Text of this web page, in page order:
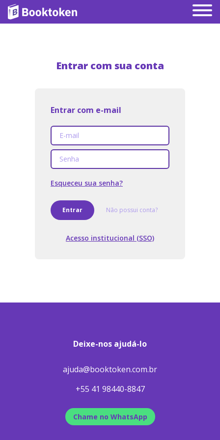
Entrar com sua conta
Entrar com e-mail
Esqueceu sua senha?
Entrar Não possui conta?
Acesso institucional (SSO)
Deixe-nos ajudá-lo
ajuda@booktoken.com.br
+55 41 98440-8847
Chame no WhatsApp